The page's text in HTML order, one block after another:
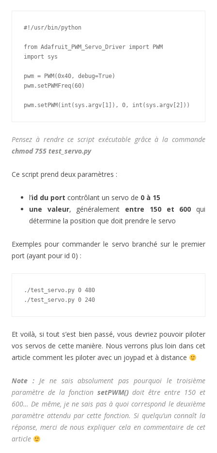
#!/usr/bin/python
from Adafruit_PWM_Servo_Driver import PWM
import sys
pwm = PWM(0x40, debug=True)
pwm.setPWMFreq(60)
pwm.setPWM(int(sys.argv[1]), 0, int(sys.argv[2]))
Pensez à rendre ce script exécutable grâce à la commande
chmod 755 test_servo.py
Ce script prend deux paramètres :
l’id du port contrôlant un servo de 0 à 15
une valeur, généralement entre 150 et 600 qui
détermine la position que doit prendre le servo
Exemples pour commander le servo branché sur le premier
port (ayant pour id 0) :
./test_servo.py 0 480
./test_servo.py 0 240
Et voilà, si tout s’est bien passé, vous devriez pouvoir piloter
vos servos de cette manière. Nous verrons plus loin dans cet
article comment les piloter avec un joypad et à distance
Note :Je ne sais absolument pas pourquoi le troisième
paramètre de la fonction setPWM() doit être entre 150 et
600… De même, je ne sais pas à quoi correspond le deuxième
paramètre attendu par cette fonction. Si quelqu’un connaît la
réponse, merci de nous expliquer cela en commentaire de cet
article